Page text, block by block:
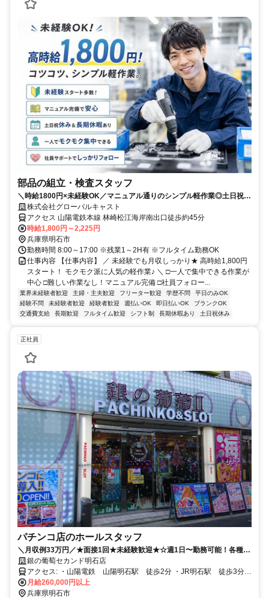
部品の組立・検査スタッフ
＼時給1800円×未経験OK／マニュアル通りのシンプル軽作業◎土日祝休
み◎もくもく作業◎
株式会社グローバルキャスト
アクセス 山陽電鉄本線 林崎松江海岸南出口徒歩約45分
時給1,800円～2,225円
兵庫県明石市
勤務時間 8:00～17:00 ※残業1～2H有 ※フルタイム勤務OK
仕事内容 【仕事内容】 ／ 未経験でも月収しっかり★ 高時給1,800円
スタート！ モクモク派に人気の軽作業♪ ＼ □一人で集中できる作業が
中心 □難しい作業なし！マニュアル完備 □社員フォロー...
業界未経験者歓迎 主婦・主夫歓迎 フリーター歓迎 学歴不問
平日のみOK
経験不問
未経験者歓迎 経験者歓迎 週払いOK 即日払いOK
ブランクOK
交通費支給
長期歓迎 フルタイム歓迎 シフト制 長期休暇あり 土日祝休み
正社員
パチンコ店のホールスタッフ
＼月収例33万円／★面接1回★未経験歓迎★☆週1日〜勤務可能！各種手
当充実
銀の葡萄セカンド明石店
アクセス: ・山陽電鉄 山陽明石駅 徒歩2分 ・JR明石駅 徒歩3分
・山陽電鉄 人丸前駅 徒歩12分 ・山陽電鉄 西新町駅 徒歩15分
月給260,000円以上
兵庫県明石市